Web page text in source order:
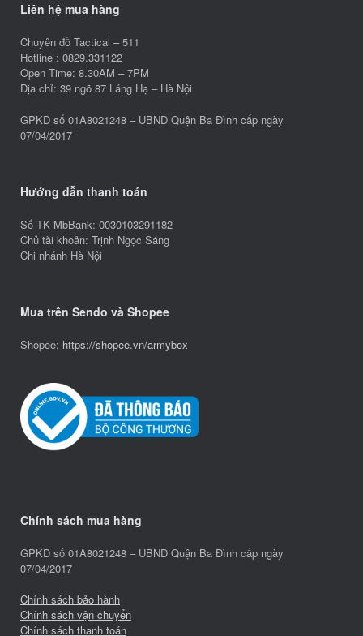
Liên hệ mua hàng
Chuyên đồ Tactical – 511
Hotline : 0829.331122
Open Time: 8.30AM – 7PM
Địa chỉ: 39 ngõ 87 Láng Hạ – Hà Nội
GPKD số 01A8021248 – UBND Quận Ba Đình cấp ngày
07/04/2017
Hướng dẫn thanh toán
Số TK MbBank: 0030103291182
Chủ tài khoản: Trịnh Ngọc Sáng
Chi nhánh Hà Nội
Mua trên Sendo và Shopee
Shopee: https://shopee.vn/armybox
Chính sách mua hàng
GPKD số 01A8021248 – UBND Quận Ba Đình cấp ngày
07/04/2017
Chính sách bảo hành
Chính sách vận chuyển
Chính sách thanh toán